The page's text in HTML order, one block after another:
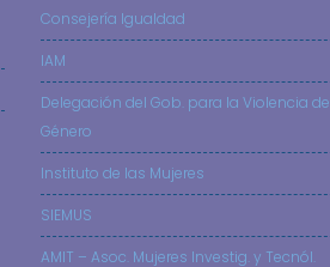
Consejería Igualdad
IAM
Delegación del Gob. para la Violencia de
Género
Instituto de las Mujeres
SIEMUS
AMIT – Asoc. Mujeres Investig. y Tecnól.